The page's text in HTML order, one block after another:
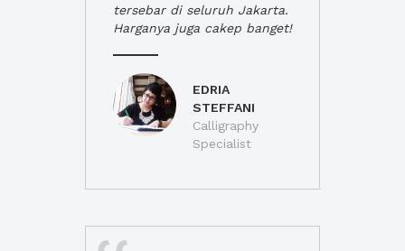
tersebar di seluruh Jakarta.
Harganya juga cakep banget!
EDRIA
STEFFANI
Calligraphy
Specialist